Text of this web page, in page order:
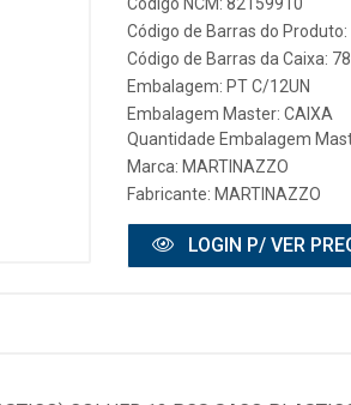
Código de Barras do
Código de Barras da Caixa:
Embalagem: PT C/12UN
Embalagem Master: CAIXA
Quantidade Embalagem
Marca: MARTINAZZO
Fabricante: MARTINAZZO
LOGIN P/ VER